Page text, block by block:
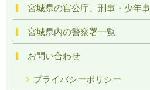
宮城県の官公庁、刑事・少年
宮城県内の警察署一覧
お問い合わせ
プライバシーポリシー